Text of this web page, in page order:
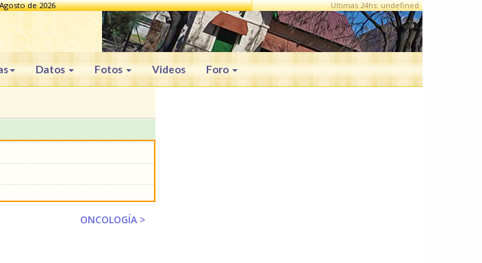
de 2026 Ultimas 24hs: undefined
Datos Fotos Videos Foro
ONCOLOGÍA >